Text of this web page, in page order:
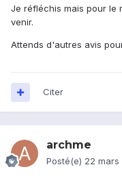
Je réfléchis mais pour le
venir.
Attends d'autres avis
Citer
archme
Posté(e) 22 mars